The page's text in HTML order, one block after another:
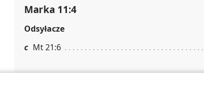
Marka 11:4
Odsyłacze
c Mt 21:6